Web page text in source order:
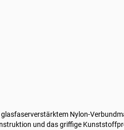
glasfaserverstärktem Nylon-
und das griffige